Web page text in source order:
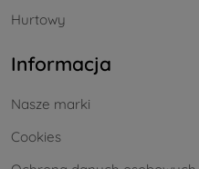
Hurtowy
Informacja
Nasze marki
Cookies